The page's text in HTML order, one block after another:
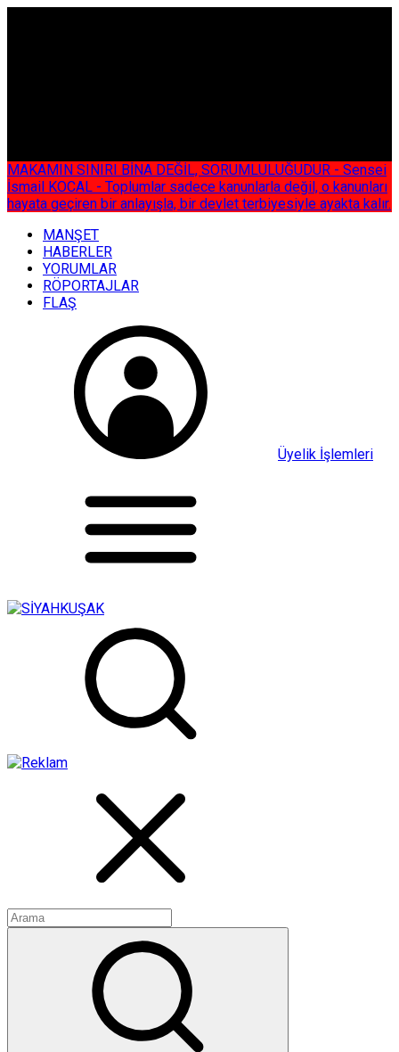
MAKAMIN SINIRI BİNA DEĞİL, SORUMLULUĞUDUR - Sensei
İsmail KOCAL - Toplumlar sadece kanunlarla değil, o kanunları
hayata geçiren bir anlayışla, bir devlet terbiyesiyle ayakta kalır.
MANŞET
HABERLER
YORUMLAR
RÖPORTAJLAR
FLAŞ
Üyelik İşlemleri